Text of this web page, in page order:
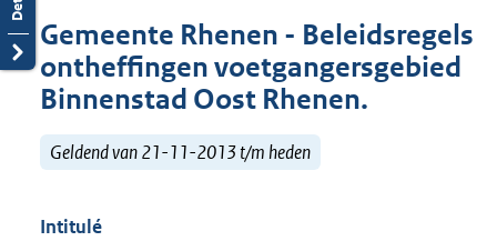
Gemeente Rhenen - Beleidsregels
ontheffingen voetgangersgebied
Binnenstad Oost Rhenen.
Geldend van 21-11-2013 t/m heden
Intitulé